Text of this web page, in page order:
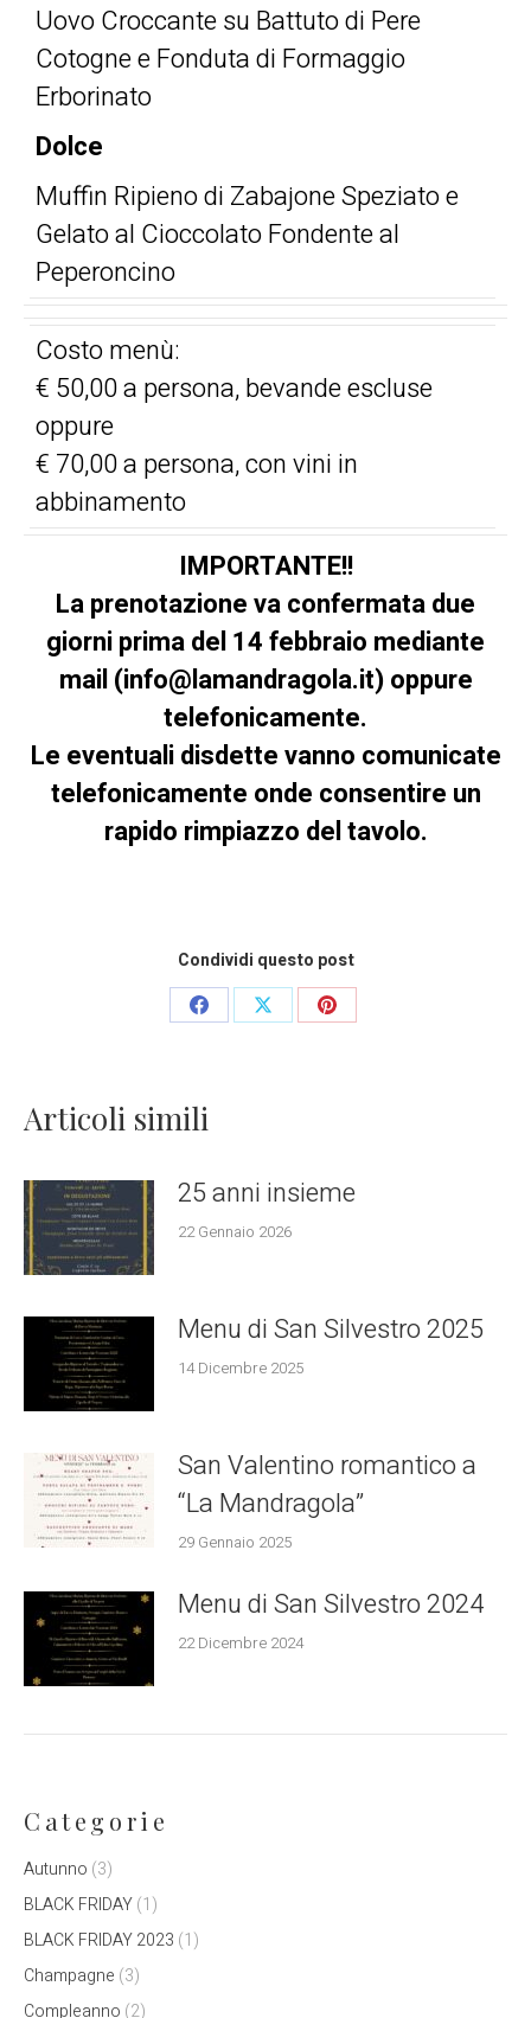
Uovo Croccante su Battuto di Pere
Cotogne e Fonduta di Formaggio
Erborinato
Dolce
Muffin Ripieno di Zabajone Speziato e
Gelato al Cioccolato Fondente al
Peperoncino
Costo menù:
€ 50,00 a persona, bevande escluse
oppure
€ 70,00 a persona, con vini in
abbinamento
IMPORTANTE!!
La prenotazione va confermata due
giorni prima del 14 febbraio mediante
mail (info@lamandragola.it) oppure
telefonicamente.
Le eventuali disdette vanno comunicate
telefonicamente onde consentire un
rapido rimpiazzo del tavolo.
Condividi questo post
Share Share Share
Articoli simili
25 anni insieme
22 Gennaio 2026
Menu di San Silvestro 2025
14 Dicembre 2025
San Valentino romantico a
“La Mandragola”
29 Gennaio 2025
Menu di San Silvestro 2024
22 Dicembre 2024
Categorie
Autunno (3)
BLACK FRIDAY(1)
BLACK FRIDAY 2023 (1)
Champagne (3)
Compleanno (2)